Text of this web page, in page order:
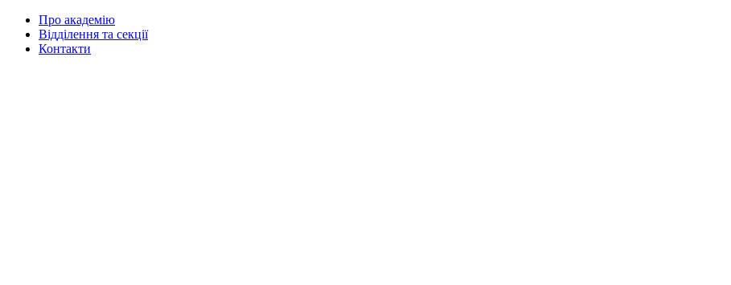
Про академію
Відділення та секції
Контакти